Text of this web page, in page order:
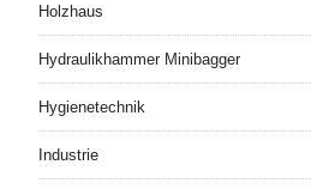
Holzhaus
Hydraulikhammer Minibagger
Hygienetechnik
Industrie